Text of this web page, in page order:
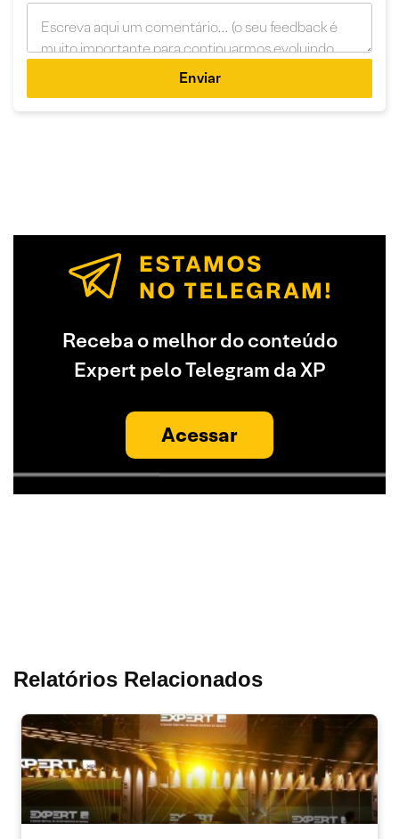
Enviar
Receba o melhor do conteúdo
Expert pelo Telegram da XP
Acessar
Relatórios Relacionados